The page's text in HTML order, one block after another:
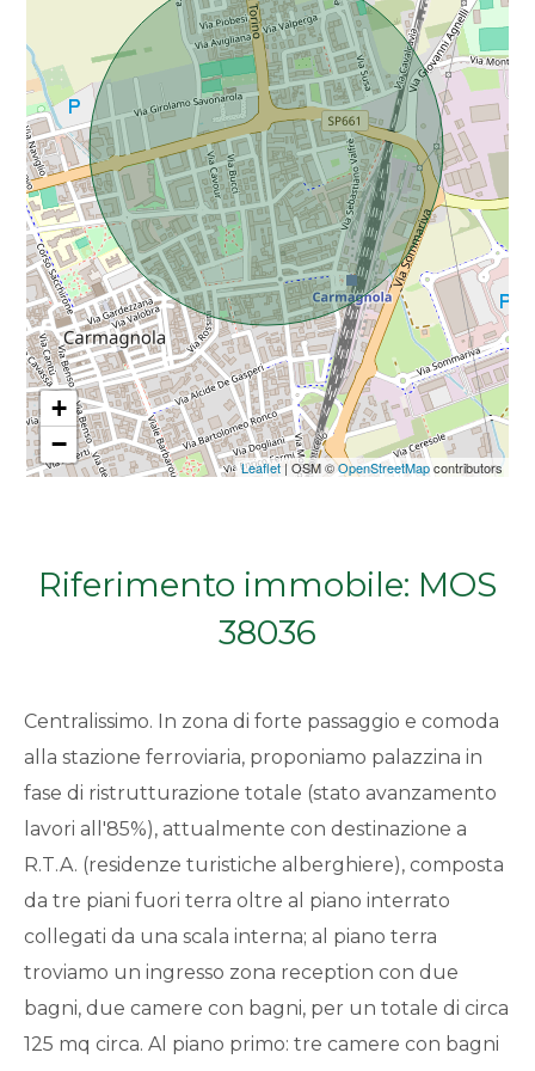
+
−
Leaflet| OSM ©OpenStreetMapcontributors
Riferimento immobile: MOS
38036
Centralissimo. In zona di forte passaggio e comoda
alla stazione ferroviaria, proponiamo palazzina in
fase di ristrutturazione totale (stato avanzamento
lavori all'85%), attualmente con destinazione a
R.T.A. (residenze turistiche alberghiere), composta
da tre piani fuori terra oltre al piano interrato
collegati da una scala interna; al piano terra
troviamo un ingresso zona reception con due
bagni, due camere con bagni, per un totale di circa
125 mq circa. Al piano primo: tre camere con bagni
Da € 5.000.000 a € 10.000.000
Oltre € 10.000.000
Totale
mq
Locali
4
5
5+